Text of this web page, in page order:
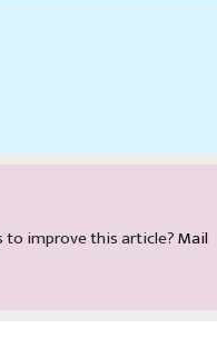
improve this article?